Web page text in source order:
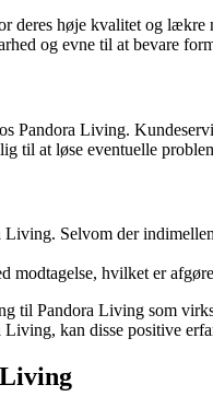
deres høje kvalitet og
og evne til at bevare
Pandora Living.
til at løse eventuelle
Living. Selvom der
modtagelse, hvilket er
til Pandora Living som
kan disse positive